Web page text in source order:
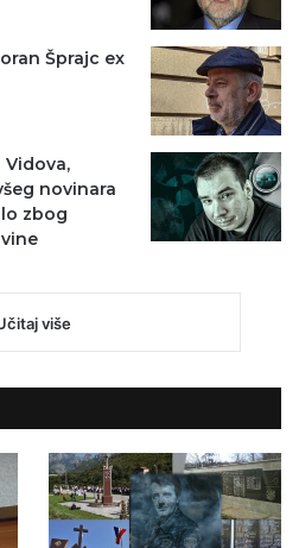
Šprajc ex
novinara
zbog
više